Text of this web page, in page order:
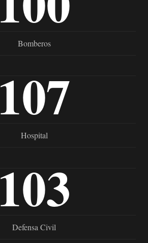
Bomberos
107
Hospital
103
Defensa Civil